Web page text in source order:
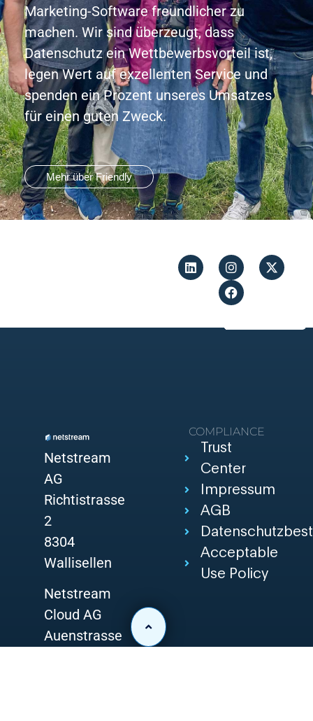
Marketing-Software freundlicher zu
machen. Wir sind überzeugt, dass
Datenschutz ein Wettbewerbsvorteil ist,
legen Wert auf exzellenten Service und
spenden ein Prozent unseres Umsatzes
für einen guten Zweck.
Mehr über Friendly
Netstream
AG
Richtistrasse
2
8304
Wallisellen
Netstream
Cloud AG
Auenstrasse
COMPLIANCE
Trust
Center
Impressum
AGB
Acceptable
Use Policy